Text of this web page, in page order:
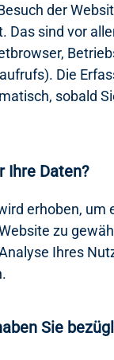
der
Das sind vor
Die
sobald
Ihre Daten?
erhoben, um
zu
Ihres
Sie